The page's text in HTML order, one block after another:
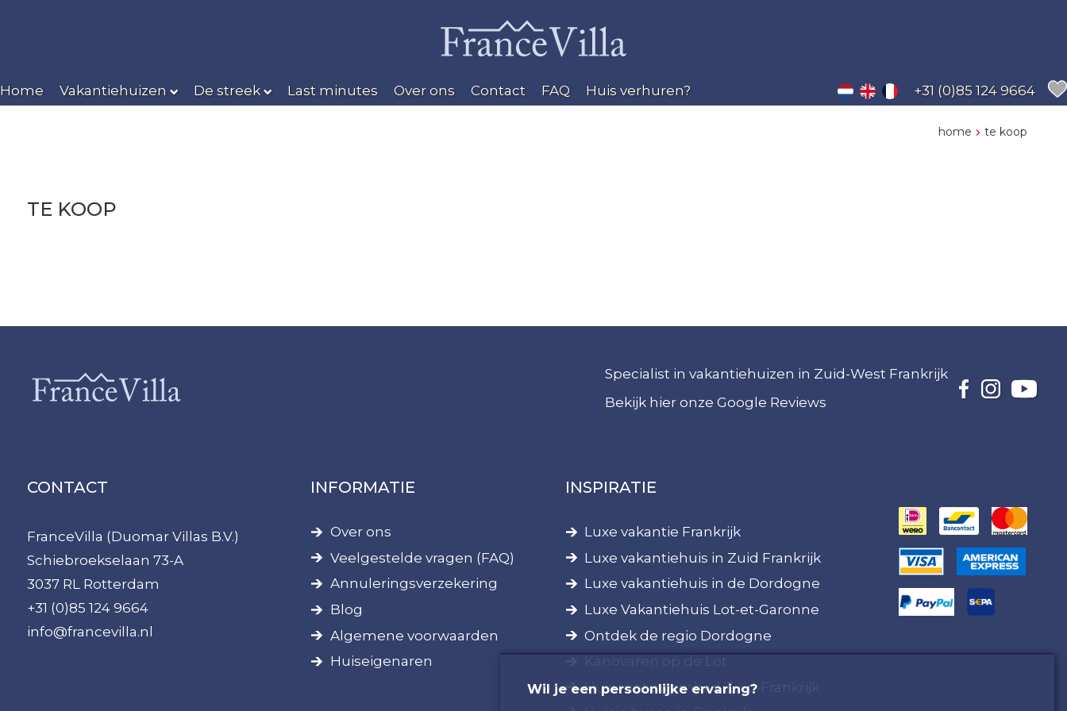
Home Vakantiehuizen De streek Last minutes Over ons Contact FAQ Huis verhuren? +31 (0)85 124 9664
home te koop
TE KOOP
Specialist in vakantiehuizen in Zuid-West Frankrijk
Bekijk hier onze Google Reviews
CONTACT
FranceVilla (Duomar Villas B.V.)
Schiebroekselaan 73-A
3037 RL Rotterdam
+31 (0)85 124 9664
info@francevilla.nl
INFORMATIE
Over ons
Veelgestelde vragen (FAQ)
Annuleringsverzekering
Blog
Algemene voorwaarden
Huiseigenaren
INSPIRATIE
Luxe vakantie Frankrijk
Luxe vakantiehuis in Zuid Frankrijk
Luxe vakantiehuis in de Dordogne
Luxe Vakantiehuis Lot-et-Garonne
Ontdek de regio Dordogne
Huis met zwembad Zuid-Frankrijk
Wil je een persoonlijke ervaring?